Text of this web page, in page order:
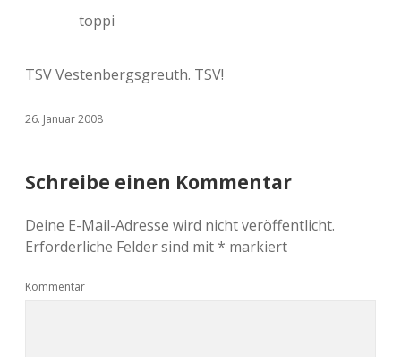
toppi
TSV Vestenbergsgreuth. TSV!
26. Januar 2008
Schreibe einen Kommentar
Deine E-Mail-Adresse wird nicht veröffentlicht.
Erforderliche Felder sind mit* markiert
Kommentar